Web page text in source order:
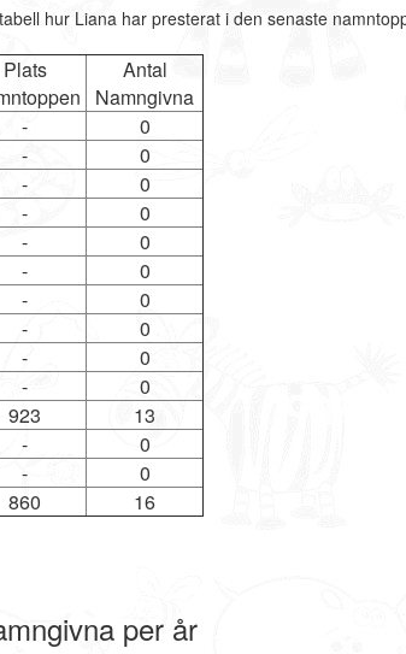
hur Liana har presterat i den senaste
Plats
Antal
Namngivna
-
0
-
0
-
0
-
0
-
0
-
0
-
0
-
0
-
0
-
0
923
13
-
0
-
0
860 16
per år